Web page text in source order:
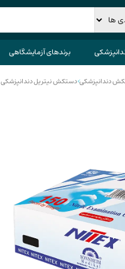
برندهای آزمایشگاهی
دندانپزشکی>دستکش نیتریل دندانپزشکی